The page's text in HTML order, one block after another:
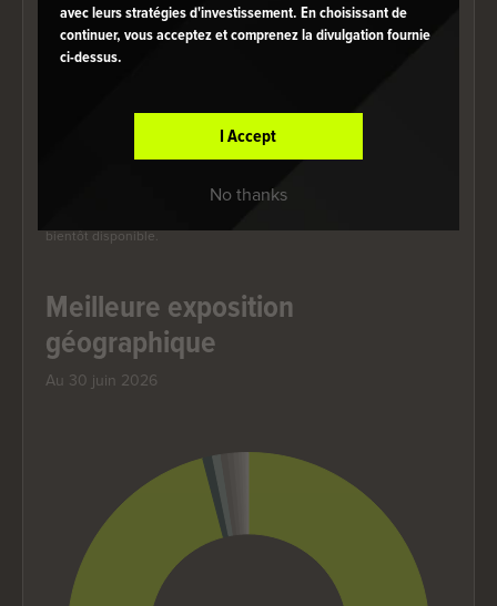
Énergie 5.74%
Services publics
Service de communication
bientôt disponible.
Meilleure exposition
géographique
Au 30 juin 2026
Pie chart with 10 slices.
avec leurs stratégies d'investissement. En choisissant de
continuer, vous acceptez et comprenez la divulgation fournie
ci-dessus.
I Accept
No thanks